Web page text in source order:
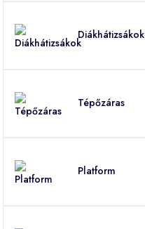
Diákhátizsákok
Tépőzáras
Platform